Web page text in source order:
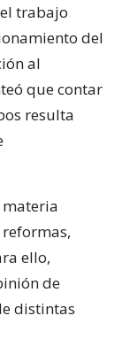
trabajo
del
al
que contar
resulta
materia
ello,
de
distintas